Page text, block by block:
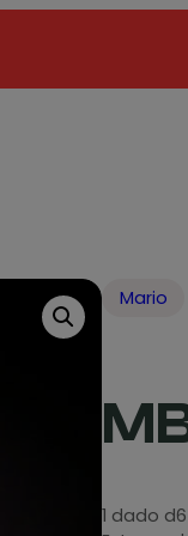
Mario
1 dado